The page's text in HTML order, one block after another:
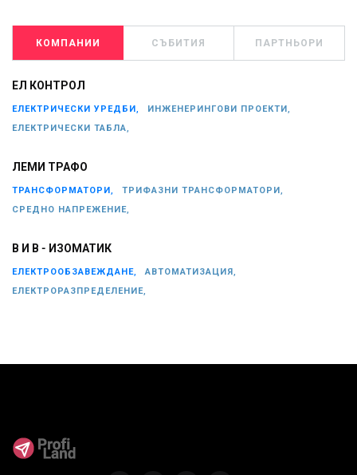
КОМПАНИИ СЪБИТИЯ ПАРТНЬОРИ
ЕЛ КОНТРОЛ
ЕЛЕКТРИЧЕСКИ УРЕДБИ,
ИНЖЕНЕРИНГОВИ ПРОЕКТИ,
ЕЛЕКТРИЧЕСКИ ТАБЛА,
ЛЕМИ ТРАФО
ТРАНСФОРМАТОРИ,
ТРИФАЗНИ ТРАНСФОРМАТОРИ,
СРЕДНО НАПРЕЖЕНИЕ,
В И В - ИЗОМАТИК
ЕЛЕКТРООБЗАВЕЖДАНЕ,
АВТОМАТИЗАЦИЯ,
ЕЛЕКТРОРАЗПРЕДЕЛЕНИЕ,